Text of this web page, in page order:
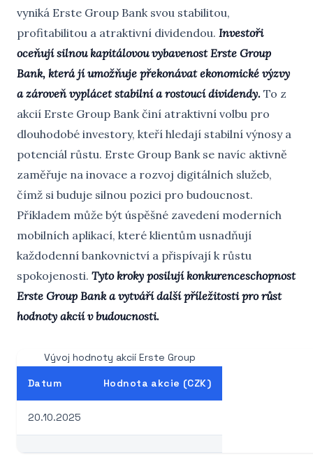
vyniká Erste Group Bank svou stabilitou,
profitabilitou a atraktivní dividendou. Investoři
oceňují silnou kapitálovou vybavenost Erste Group
Bank, která jí umožňuje překonávat ekonomické výzvy
a zároveň vyplácet stabilní a rostoucí dividendy. To z
akcií Erste Group Bank činí atraktivní volbu pro
dlouhodobé investory, kteří hledají stabilní výnosy a
potenciál růstu. Erste Group Bank se navíc aktivně
zaměřuje na inovace a rozvoj digitálních služeb,
čímž si buduje silnou pozici pro budoucnost.
Příkladem může být úspěšné zavedení moderních
mobilních aplikací, které klientům usnadňují
každodenní bankovnictví a přispívají k růstu
spokojenosti. Tyto kroky posilují konkurenceschopnost
Erste Group Bank a vytváří další příležitosti pro růst
hodnoty akcií v budoucnosti.
Vývoj hodnoty akcií Erste Group
Datum Hodnota akcie (CZK)
20.10.2025